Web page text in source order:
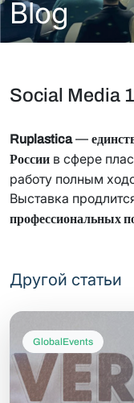
Blog
Social Media
Ruplastica—
России в сфере
работу полным
Выставка
профессиональных
Другой статьи
GlobalEvents